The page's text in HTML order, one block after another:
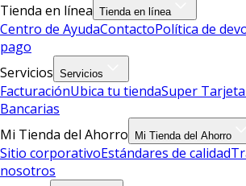
Tienda en línea Tienda en línea
Centro de AyudaContactoPolítica de
pago
Servicios Servicios
FacturaciónUbica tu tiendaSuper Tarjeta
Bancarias
Mi Tienda del Ahorro
Mi Tienda del Ahorro
Sitio corporativoEstándares de calidad
nosotros